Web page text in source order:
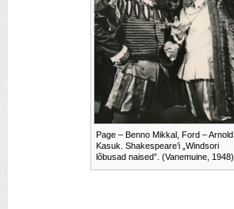
Page – Benno Mikkal, Ford – Arnold
Kasuk. Shakespeare’i „Windsori
lõbusad naised”. (Vanemuine, 1948)